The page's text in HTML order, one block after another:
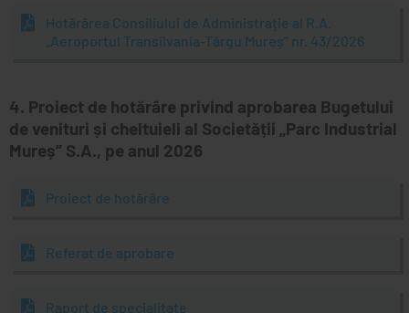
Hotărârea Consiliului de Administrație al R.A.
„Aeroportul Transilvania-Târgu Mureș” nr. 43/2026
4. Proiect de hotărâre privind aprobarea Bugetului
de venituri și cheltuieli al Societății „Parc Industrial
Mureș” S.A., pe anul 2026
Proiect de hotărâre
Referat de aprobare
Raport de specialitate